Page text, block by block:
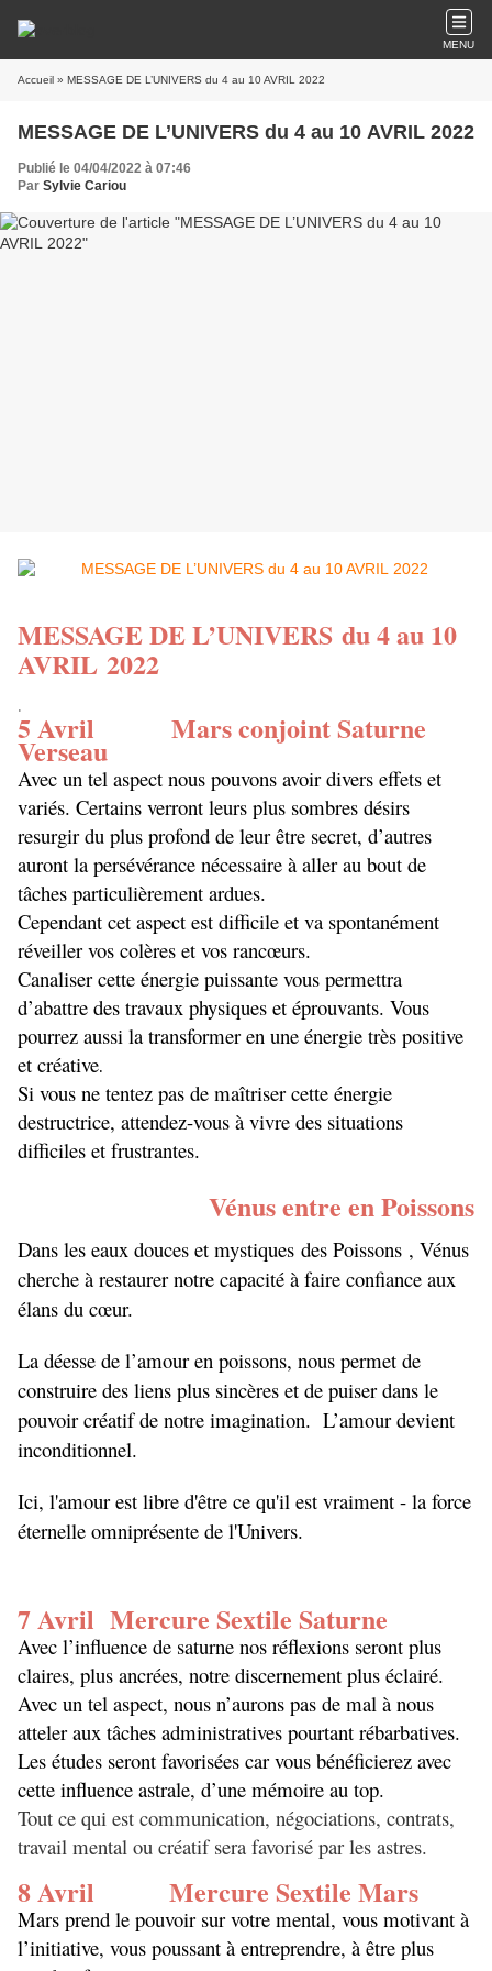
MENU
Accueil » MESSAGE DE L’UNIVERS du 4 au 10 AVRIL 2022
MESSAGE DE L’UNIVERS du 4 au 10 AVRIL 2022
Publié le 04/04/2022 à 07:46
Par Sylvie Cariou
MESSAGE DE L’UNIVERS du 4 au 10
AVRIL 2022
.
5 Avril Mars conjoint Saturne
Verseau
Avec un tel aspect nous pouvons avoir divers effets et
variés. Certains verront leurs plus sombres désirs
resurgir du plus profond de leur être secret, d’autres
auront la persévérance nécessaire à aller au bout de
tâches particulièrement ardues.
Cependant cet aspect est difficile et va spontanément
réveiller vos colères et vos rancœurs.
Canaliser cette énergie puissante vous permettra
d’abattre des travaux physiques et éprouvants. Vous
pourrez aussi la transformer en une énergie très positive
et créative.
Si vous ne tentez pas de maîtriser cette énergie
destructrice, attendez-vous à vivre des situations
difficiles et frustrantes.
Vénus entre en Poissons
Dans les eaux douces et mystiques des Poissons , Vénus
cherche à restaurer notre capacité à faire confiance aux
élans du cœur.
La déesse de l’amour en poissons, nous permet de
construire des liens plus sincères et de puiser dans le
pouvoir créatif de notre imagination. L’amour devient
inconditionnel.
Ici, l'amour est libre d'être ce qu'il est vraiment - la force
éternelle omniprésente de l'Univers.
7 Avril Mercure Sextile Saturne
Avec l’influence de saturne nos réflexions seront plus
claires, plus ancrées, notre discernement plus éclairé.
Avec un tel aspect, nous n’aurons pas de mal à nous
atteler aux tâches administratives pourtant rébarbatives.
Les études seront favorisées car vous bénéficierez avec
cette influence astrale, d’une mémoire au top.
Tout ce qui est communication, négociations, contrats,
travail mental ou créatif sera favorisé par les astres.
8 Avril Mercure Sextile Mars
Mars prend le pouvoir sur votre mental, vous motivant à
l’initiative, vous poussant à entreprendre, à être plus